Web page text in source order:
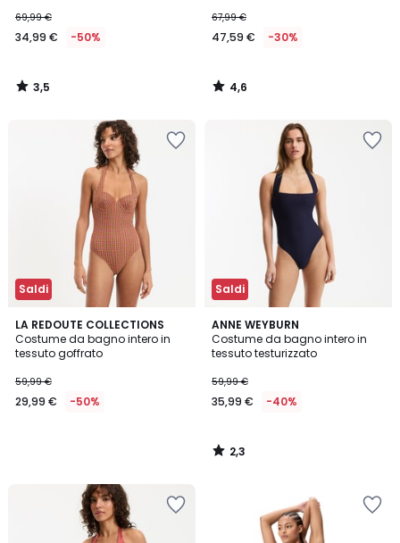
69,99 €
34,99 € -50%
3,5
/
67,99 €
47,59 € -30%
4,6
/
Saldi
LA REDOUTE COLLECTIONS
Costume da bagno intero in
tessuto goffrato
59,99 €
29,99 € -50%
Saldi
ANNE WEYBURN
Costume da bagno intero in
tessuto testurizzato
59,99 €
35,99 € -40%
2,3
/ 5
2,3
/